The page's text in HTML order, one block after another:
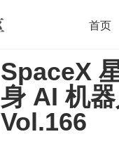
首页
开源 架构
团队管理
SpaceX
身 AI 机
Vol.166